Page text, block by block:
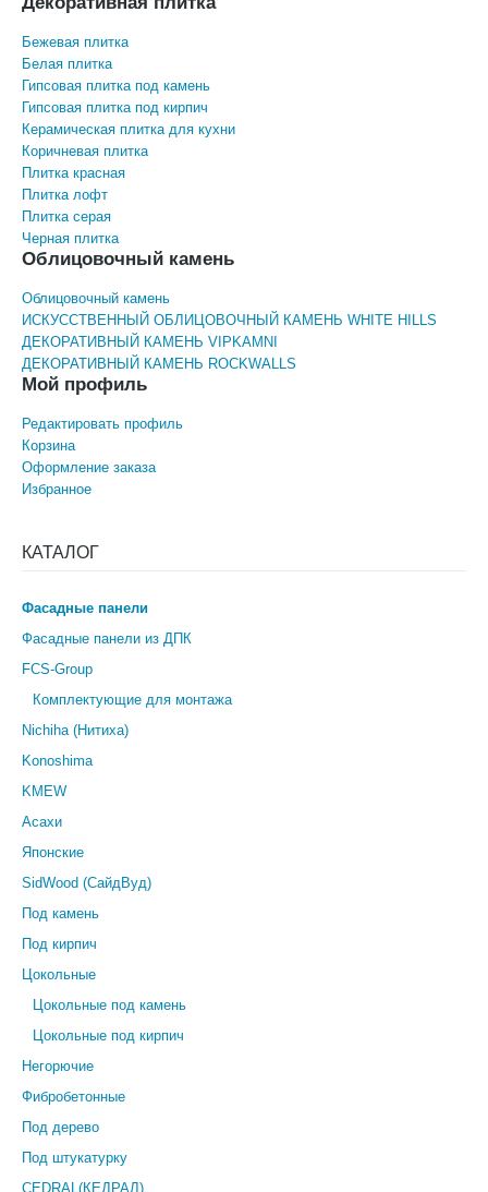
Бежевая плитка
Белая плитка
Гипсовая плитка под камень
Гипсовая плитка под кирпич
Керамическая плитка для кухни
Коричневая плитка
Плитка красная
Плитка лофт
Плитка серая
Черная плитка
Облицовочный камень
Облицовочный камень
ИСКУССТВЕННЫЙ ОБЛИЦОВОЧНЫЙ КАМЕНЬ WHITE HILLS
ДЕКОРАТИВНЫЙ КАМЕНЬ VIPKAMNI
ДЕКОРАТИВНЫЙ КАМЕНЬ ROCKWALLS
Мой профиль
Редактировать профиль
Корзина
Оформление заказа
Избранное
КАТАЛОГ
Фасадные панели
Фасадные панели из ДПК
FCS-Group
Комплектующие для монтажа
Nichiha (Нитиха)
Konoshima
KMEW
Асахи
Японские
SidWood (СайдВуд)
Под камень
Под кирпич
Цокольные
Цокольные под камень
Цокольные под кирпич
Негорючие
Фибробетонные
Под дерево
Под штукатурку
CEDRAL(КЕДРАЛ)